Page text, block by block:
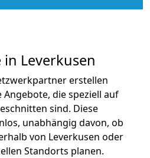
Leverkusen
erstellen
die speziell auf
sind. Diese
unabhängig davon, ob
von Leverkusen oder
Standorts planen.